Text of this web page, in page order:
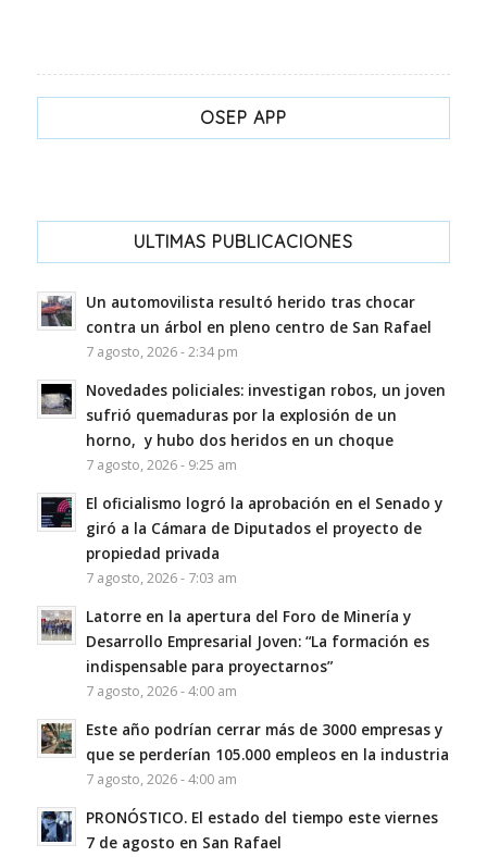
OSEP APP
ULTIMAS PUBLICACIONES
Un automovilista resultó herido tras chocar
contra un árbol en pleno centro de San Rafael
7 agosto, 2026 - 2:34 pm
Novedades policiales: investigan robos, un joven
sufrió quemaduras por la explosión de un
horno, y hubo dos heridos en un choque
7 agosto, 2026 - 9:25 am
El oficialismo logró la aprobación en el Senado y
giró a la Cámara de Diputados el proyecto de
propiedad privada
7 agosto, 2026 - 7:03 am
Latorre en la apertura del Foro de Minería y
Desarrollo Empresarial Joven: “La formación es
indispensable para proyectarnos”
7 agosto, 2026 - 4:00 am
Este año podrían cerrar más de 3000 empresas y
que se perderían 105.000 empleos en la industria
7 agosto, 2026 - 4:00 am
PRONÓSTICO. El estado del tiempo este viernes
7 de agosto en San Rafael